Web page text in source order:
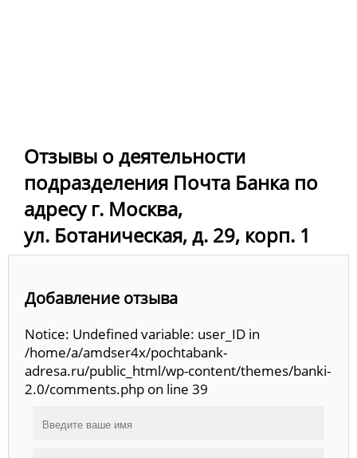
Отзывы о деятельности
подразделения Почта Банка по
адресу г. Москва,
ул. Ботаническая, д. 29, корп. 1
Добавление отзыва
Notice: Undefined variable: user_ID in
/home/a/amdser4x/pochtabank-
adresa.ru/public_html/wp-content/themes/banki-
2.0/comments.php on line 39